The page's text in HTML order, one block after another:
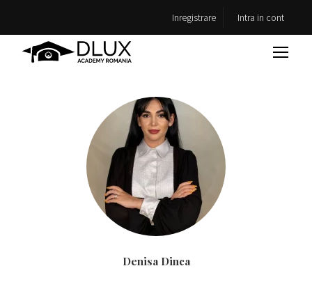
Inregistrare Intra in cont
Denisa Dinca